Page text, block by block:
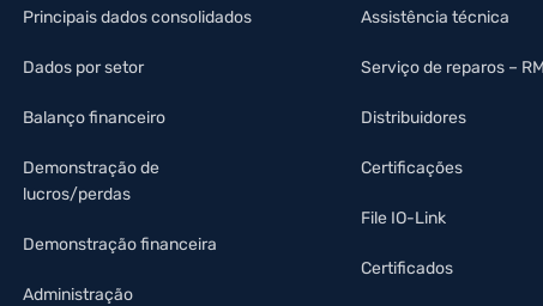
Principais dados consolidados
Dados por setor
Balanço financeiro
Demonstração de
lucros/perdas
Demonstração financeira
Administração
Assistência técnica
Serviço de reparos –
Distribuidores
Certificações
File IO-Link
Certificados